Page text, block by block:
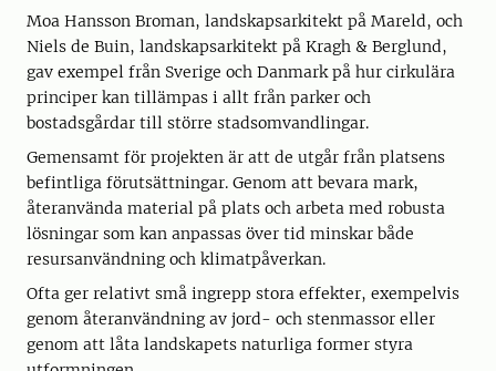
Moa Hansson Broman, landskapsarkitekt på Mareld, och
Niels de Buin, landskapsarkitekt på Kragh & Berglund,
gav exempel från Sverige och Danmark på hur cirkulära
principer kan tillämpas i allt från parker och
bostadsgårdar till större stadsomvandlingar.
Gemensamt för projekten är att de utgår från platsens
befintliga förutsättningar. Genom att bevara mark,
återanvända material på plats och arbeta med robusta
lösningar som kan anpassas över tid minskar både
resursanvändning och klimatpåverkan.
Ofta ger relativt små ingrepp stora effekter, exempelvis
genom återanvändning av jord- och stenmassor eller
genom att låta landskapets naturliga former styra